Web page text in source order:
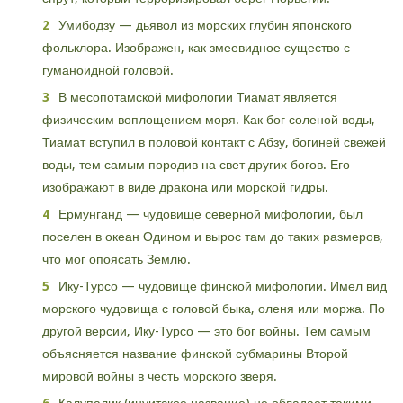
Умибодзу — дьявол из морских глубин японского
фольклора. Изображен, как змеевидное существо с
гуманоидной головой.
В месопотамской мифологии Тиамат является
физическим воплощением моря. Как бог соленой воды,
Тиамат вступил в половой контакт с Абзу, богиней свежей
воды, тем самым породив на свет других богов. Его
изображают в виде дракона или морской гидры.
Ермунганд — чудовище северной мифологии, был
поселен в океан Одином и вырос там до таких размеров,
что мог опоясать Землю.
Ику-Турсо — чудовище финской мифологии. Имел вид
морского чудовища с головой быка, оленя или моржа. По
другой версии, Ику-Турсо — это бог войны. Тем самым
объясняется название финской субмарины Второй
мировой войны в честь морского зверя.